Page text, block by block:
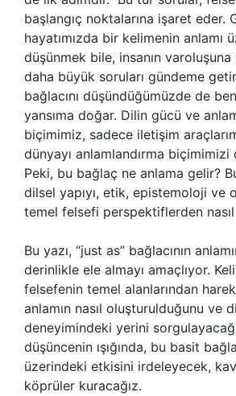
başlangıç noktalarına işaret eder.
hayatımızda bir kelimenin anlamı
düşünmek bile, insanın
daha büyük soruları gündeme
bağlacını düşündüğümüzde de
yansıma doğar. Dilin gücü ve
biçimimiz, sadece iletişim
dünyayı anlamlandırma
Peki, bu bağlaç ne anlama gelir?
dilsel yapıyı, etik, epistemoloji ve
temel felsefi perspektiflerden
Bu yazı, “just as” bağlacının
derinlikle ele almayı amaçlıyor.
felsefenin temel alanlarından
anlamın nasıl oluşturulduğunu ve
deneyimindeki yerini
düşüncenin ışığında, bu basit
üzerindeki etkisini irdeleyecek,
köprüler kuracağız.